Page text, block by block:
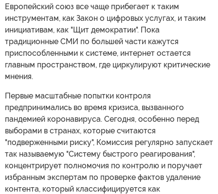
Европейский союз все чаще прибегает к таким
инструментам, как Закон о цифровых услугах, и таким
инициативам, как "Щит демократии". Пока
традиционные СМИ по большей части кажутся
приспособленными к системе, интернет остается
главным пространством, где циркулируют критические
мнения.
Первые масштабные попытки контроля
предпринимались во время кризиса, вызванного
пандемией коронавируса. Сегодня, особенно перед
выборами в странах, которые считаются
"подверженными риску", Комиссия регулярно запускает
так называемую "Систему быстрого реагирования",
концентрирует полномочия по контролю и поручает
избранным экспертам по проверке фактов удаление
контента, который классифицируется как